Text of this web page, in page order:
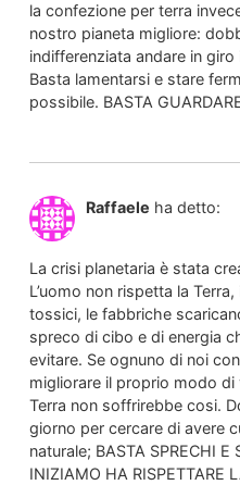
la confezione per terra
nostro pianeta migliore:
indifferenziata andare in
Basta lamentarsi e stare
possibile. BASTA
Raffaele ha detto:
La crisi planetaria è stata
L’uomo non rispetta la
tossici, le fabbriche
spreco di cibo e di energia
evitare. Se ognuno di noi
migliorare il proprio modo di
Terra non soffrirebbe cosi.
giorno per cercare di avere
naturale; BASTA SPRECHI
INIZIAMO HA RISPETTARE